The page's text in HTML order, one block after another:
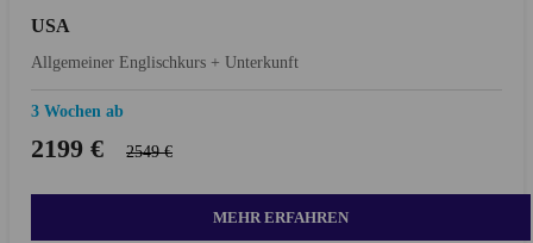
USA
Allgemeiner Englischkurs + Unterkunft
3 Wochen ab
2199 € 2549 €
MEHR ERFAHREN